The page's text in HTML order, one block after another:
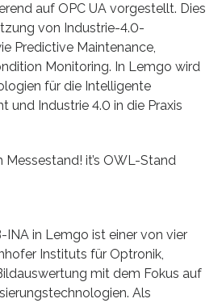
auf OPC UA vorgestellt. Dies
von Industrie-4.0-
Predictive Maintenance,
Monitoring. In Lemgo wird
für die Intelligente
und Industrie 4.0 in die Praxis
Messestand! it’s OWL-Stand
INA in Lemgo ist einer von vier
Instituts für Optronik,
mit dem Fokus auf
Als